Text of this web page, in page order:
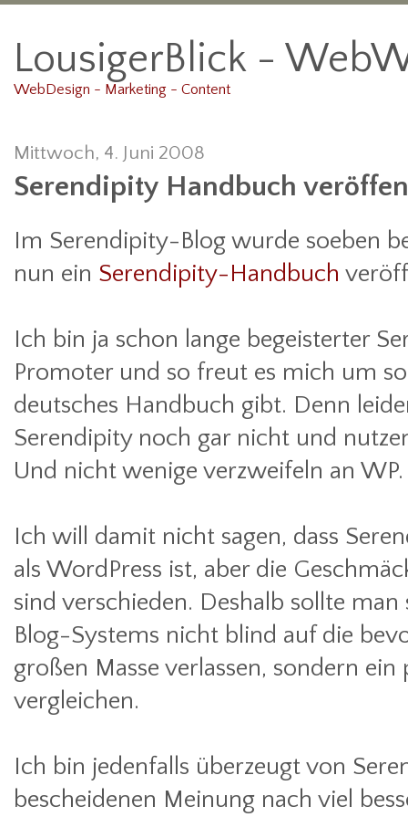
LousigerBlick -
WebDesign - Marketing - Content
Mittwoch, 4. Juni 2008
Serendipity Handbuch
Im Serendipity-Blog wurde soeben
nun ein Serendipity-Handbuch
Ich bin ja schon lange begeisterter
Promoter und so freut es mich um
deutsches Handbuch gibt. Denn
Serendipity noch gar nicht und
Und nicht wenige verzweifeln an WP.
Ich will damit nicht sagen, dass
als WordPress ist, aber die
sind verschieden. Deshalb sollte
Blog-Systems nicht blind auf die
großen Masse verlassen, sondern ein
vergleichen.
Ich bin jedenfalls überzeugt von
bescheidenen Meinung nach viel